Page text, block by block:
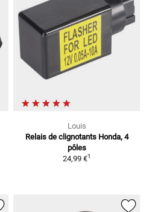
Louis
Relais de clignotants Honda, 4
pôles
24,99 €1